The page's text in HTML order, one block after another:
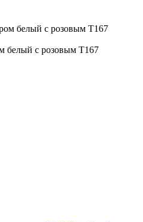
белый с розовым Т167